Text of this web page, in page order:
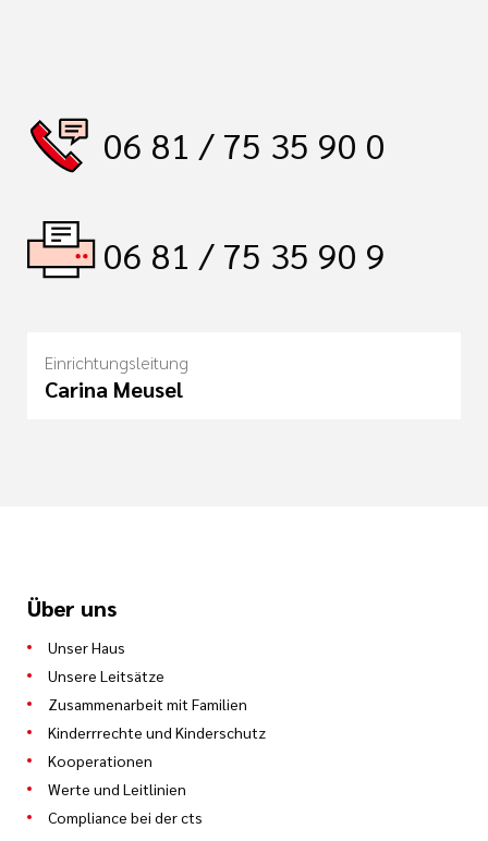
06 81 / 75 35 90 0
06 81 / 75 35 90 9
Einrichtungsleitung
Carina Meusel
Über uns
Unser Haus
Unsere Leitsätze
Zusammenarbeit mit Familien
Kinderrrechte und Kinderschutz
Kooperationen
Werte und Leitlinien
Compliance bei der cts